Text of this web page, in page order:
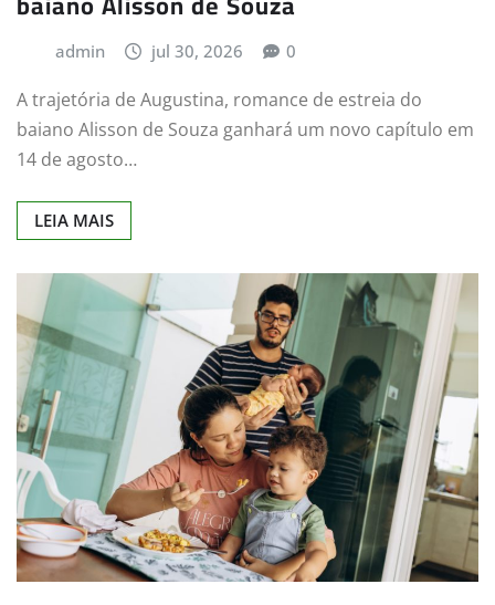
admin jul 30, 2026 0
A trajetória de Augustina, romance de estreia do
baiano Alisson de Souza ganhará um novo capítulo em
14 de agosto…
LEIA MAIS